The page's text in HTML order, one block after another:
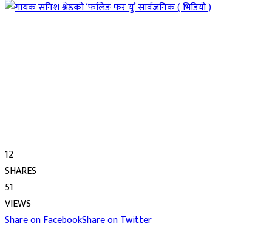
12
SHARES
51
VIEWS
Share on FacebookShare on Twitter